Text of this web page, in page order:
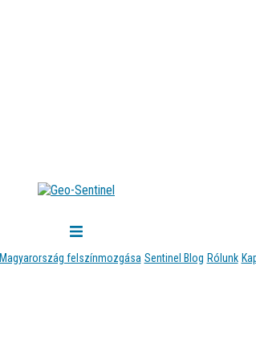
Magyarország felszínmozgása Sentinel Blog Rólunk